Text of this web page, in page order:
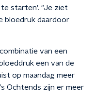
te starten'. "Je ziet
bloedruk daardoor
van een
een van de
op maandag meer
Ochtends zijn er meer